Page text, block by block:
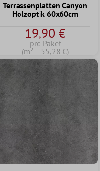
Terrassenplatten Canyon
Holzoptik 60x60cm
19,90 €
pro Paket
(m² = 55,28 €)